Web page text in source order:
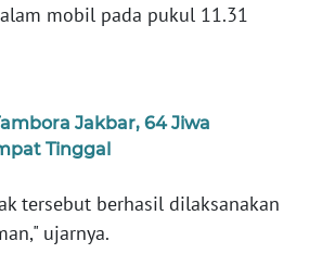
mobil pada pukul 11.31
Jakbar, 64 Jiwa
Tinggal
tersebut berhasil dilaksanakan
ujarnya.